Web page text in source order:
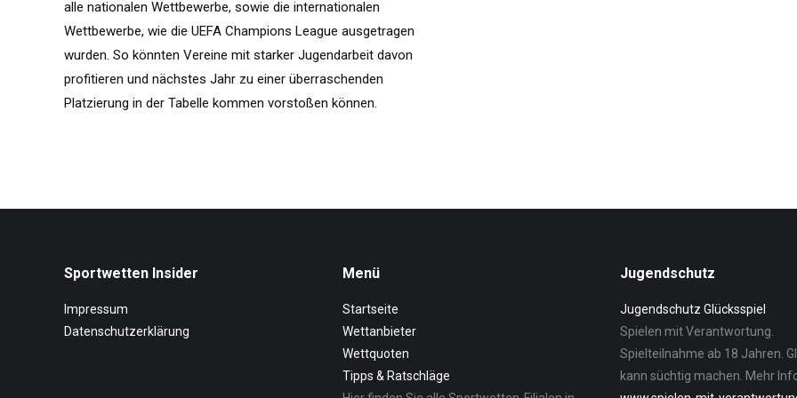
alle nationalen Wettbewerbe, sowie die internationalen
Wettbewerbe, wie die UEFA Champions League ausgetragen
wurden. So könnten Vereine mit starker Jugendarbeit davon
profitieren und nächstes Jahr zu einer überraschenden
Platzierung in der Tabelle kommen vorstoßen können.
Sportwetten Insider
Impressum
Datenschutzerklärung
Menü
Startseite
Wettanbieter
Wettquoten
Tipps & Ratschläge
Jugendschutz
Jugendschutz Glücksspiel
Spielen mit Verantwortung.
Spielteilnahme ab 18 Jahren.
kann süchtig machen. Mehr